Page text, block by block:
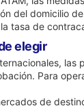
del domicilio
tasa de
elegir
Para
de